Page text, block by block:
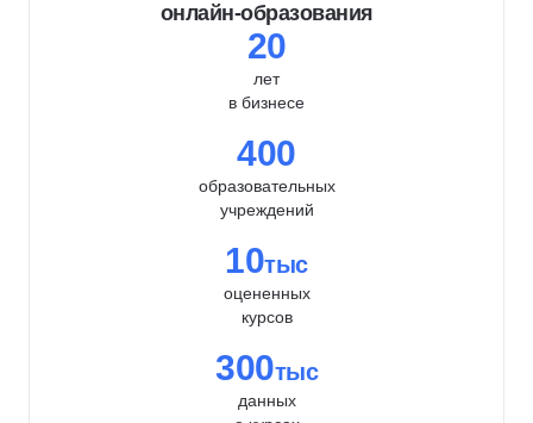
онлайн-образования
20
лет
в бизнесе
400
образовательных
учреждений
10тыс
оцененных
курсов
300тыс
данных